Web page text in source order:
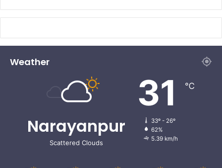
Weather
Narayanpur
Scattered Clouds
31 ℃
33º - 26º
62%
5.39 km/h